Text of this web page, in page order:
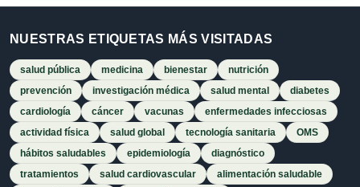
NUESTRAS ETIQUETAS MÁS VISITADAS
salud pública medicina bienestar
nutrición
prevención
investigación médica salud mental
diabetes
cardiología
cáncer vacunas
enfermedades infecciosas
actividad física
salud global tecnología sanitaria
OMS
hábitos saludables
epidemiología
diagnóstico
tratamientos
salud cardiovascular
alimentación saludable